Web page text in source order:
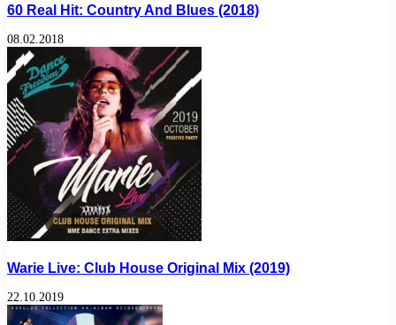
60 Real Hit: Country And Blues (2018)
08.02.2018
Warie Live: Club House Original Mix (2019)
22.10.2019